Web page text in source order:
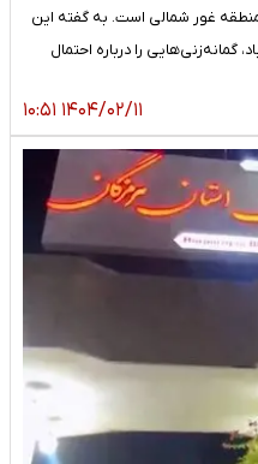
غور شمالی است. به گفته این
را درباره احتمال
۱۴۰۴/۰۲/۱۱ ۱۰:۵۱